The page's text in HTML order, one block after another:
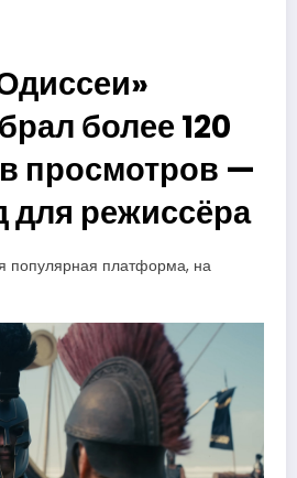
более 120
просмотров —
для режиссёра
популярная платформа, на